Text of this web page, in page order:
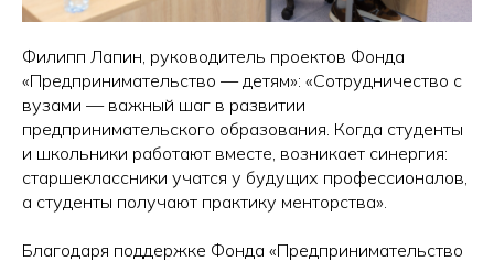
Филипп Лапин, руководитель проектов Фонда
«Предпринимательство — детям»: «Сотрудничество с
вузами — важный шаг в развитии
предпринимательского образования. Когда студенты
и школьники работают вместе, возникает синергия:
старшеклассники учатся у будущих профессионалов,
а студенты получают практику менторства».
Благодаря поддержке Фонда «Предпринимательство